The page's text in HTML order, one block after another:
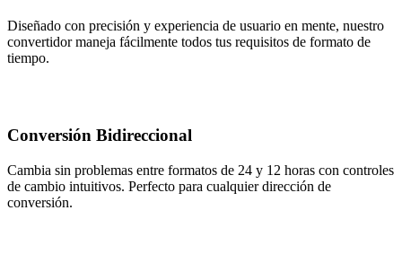
Diseñado con precisión y experiencia de usuario en mente, nuestro
convertidor maneja fácilmente todos tus requisitos de formato de
tiempo.
Conversión Bidireccional
Cambia sin problemas entre formatos de 24 y 12 horas con controles
de cambio intuitivos. Perfecto para cualquier dirección de
conversión.